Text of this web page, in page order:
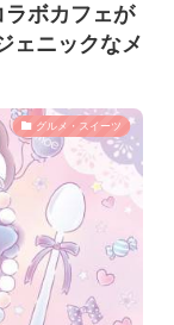
ボカフェが
ェニックなメ
グルメ・スイーツ